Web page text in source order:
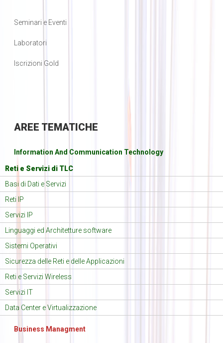
Seminari e Eventi
Laboratori
Iscrizioni Gold
AREE TEMATICHE
Information And Communication Technology
Reti e Servizi di TLC
Basi di Dati e Servizi
Reti IP
Servizi IP
Linguaggi ed Architetture software
Sistemi Operativi
Sicurezza delle Reti e delle Applicazioni
Reti e Servizi Wireless
Servizi IT
Data Center e Virtualizzazione
Business Managment